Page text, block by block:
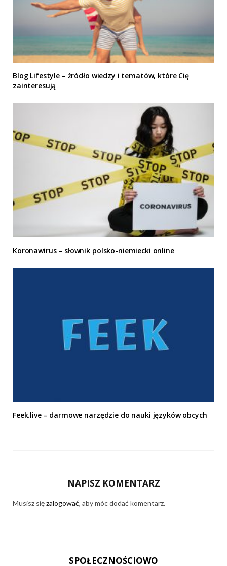
Blog Lifestyle – źródło wiedzy i tematów, które Cię
zainteresują
Koronawirus – słownik polsko-niemiecki online
Feek.live – darmowe narzędzie do nauki języków obcych
NAPISZ KOMENTARZ
Musisz sięzalogować, aby móc dodać komentarz.
SPOŁECZNOŚCIOWO